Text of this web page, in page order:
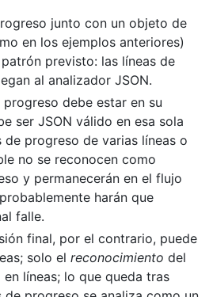
junto con un objeto de
en los ejemplos anteriores)
previsto: las líneas de
al analizador JSON.
progreso debe estar en su
ser JSON válido en esa sola
de progreso de varias líneas o
no se reconocen como
y permanecerán en el flujo
harán que
falle.
final, por el contrario, puede
solo el reconocimiento del
líneas; lo que queda tras